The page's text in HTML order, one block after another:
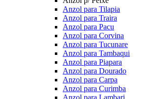
Anzol para Tilapia
Anzol para Traira
Anzol para Pacu
Anzol para Corvina
Anzol para Tucunare
Anzol para Tambaqui
Anzol para Piapara
Anzol para Dourado
Anzol para Carpa
Anzol para Curimba
Anzol para Lambari